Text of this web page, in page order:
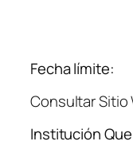
Fecha límite:
Consultar Sitio
Institución